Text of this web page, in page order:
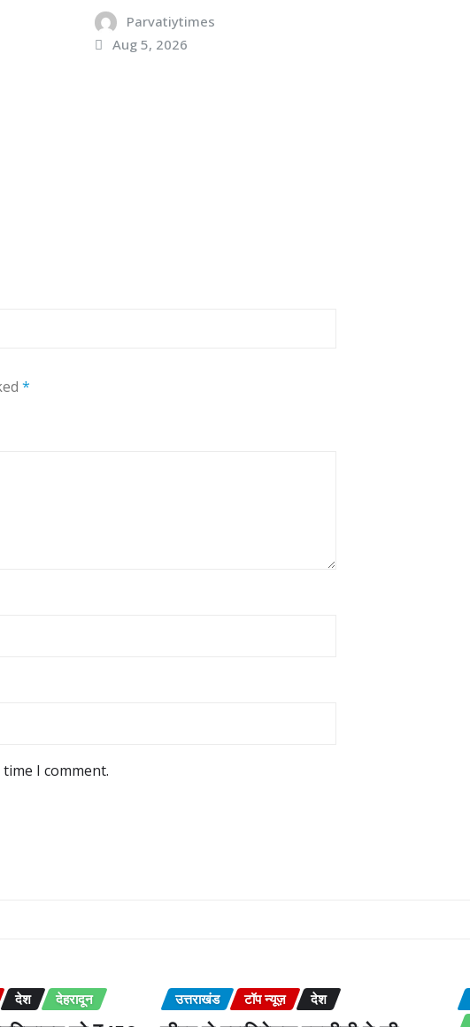
Parvatiytimes
Aug 5, 2026
*
I comment.
देश देहरादून उत्तराखंड टॉप न्यूज़ देश